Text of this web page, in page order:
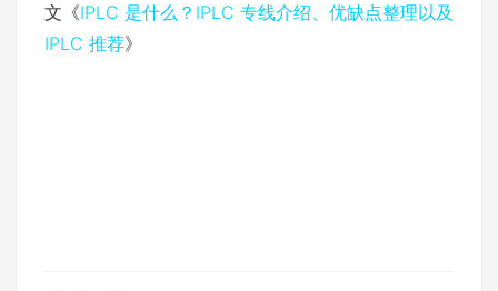
文《IPLC 是什么？IPLC 专线介绍、优缺点整理以及
IPLC 推荐》